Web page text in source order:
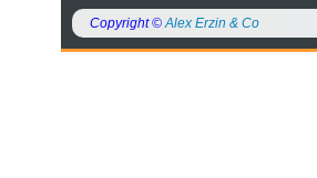
Copyright ©Alex Erzin & Co